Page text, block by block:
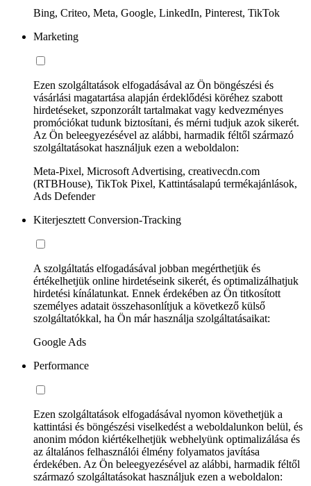
Bing, Criteo, Meta, Google, LinkedIn, Pinterest, TikTok
Marketing
Ezen szolgáltatások elfogadásával az Ön böngészési és
vásárlási magatartása alapján érdeklődési köréhez szabott
hirdetéseket, szponzorált tartalmakat vagy kedvezményes
promóciókat tudunk biztosítani, és mérni tudjuk azok sikerét.
Az Ön beleegyezésével az alábbi, harmadik féltől származó
szolgáltatásokat használjuk ezen a weboldalon:
Meta-Pixel, Microsoft Advertising, creativecdn.com
(RTBHouse), TikTok Pixel, Kattintásalapú termékajánlások,
Ads Defender
Kiterjesztett Conversion-Tracking
A szolgáltatás elfogadásával jobban megérthetjük és
értékelhetjük online hirdetéseink sikerét, és optimalizálhatjuk
hirdetési kínálatunkat. Ennek érdekében az Ön titkosított
személyes adatait összehasonlítjuk a következő külső
szolgáltatókkal, ha Ön már használja szolgáltatásaikat:
Google Ads
Performance
Ezen szolgáltatások elfogadásával nyomon követhetjük a
kattintási és böngészési viselkedést a weboldalunkon belül, és
anonim módon kiértékelhetjük webhelyünk optimalizálása és
az általános felhasználói élmény folyamatos javítása
érdekében. Az Ön beleegyezésével az alábbi, harmadik féltől
származó szolgáltatásokat használjuk ezen a weboldalon: